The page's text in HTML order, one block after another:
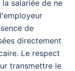
salariée de ne
de
directement
Le respect
transmettre le